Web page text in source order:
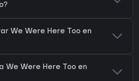
We Were Here Too en
We Were Here Too en